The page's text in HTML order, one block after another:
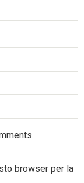
browser per la